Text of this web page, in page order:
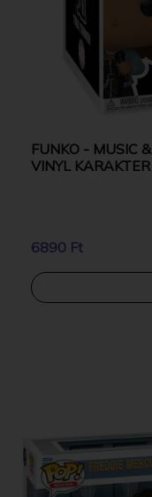
FUNKO - MUSIC
VINYL KARAKTER
6890 Ft